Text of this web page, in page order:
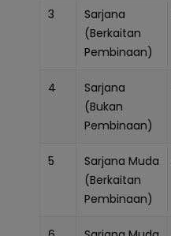
3
Sarjana
(Berkaitan
Pembinaan)
4
Sarjana
(Bukan
Pembinaan)
5
Sarjana Muda
(Berkaitan
Pembinaan)